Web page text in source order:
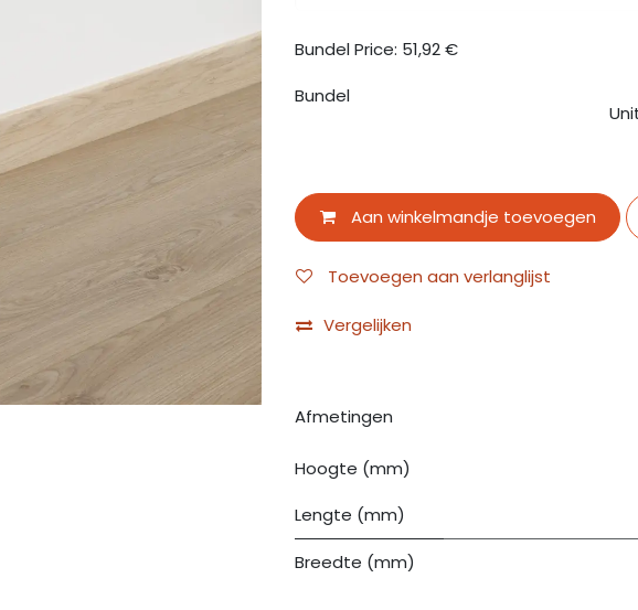
Bundel Price: 51,92€
Bundel
Aan winkelmandje toevoegen
Toevoegen aan verlanglijst
Vergelijken
Afmetingen
Hoogte (mm)
Lengte (mm)
Breedte (mm)